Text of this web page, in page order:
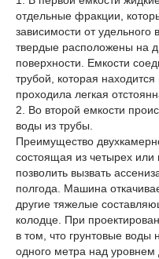
отдельные фракции,
зависимости от удельного
твердые расположены на
поверхности. Емкости
трубой, которая
проходила легкая
2. Во второй емкости
воды из трубы.
Преимущество
состоящая из четырех или
позволить вызвать
полгода. Машина
другие тяжелые
колодце. При
в том, что грунтовые воды
одного метра над уровнем